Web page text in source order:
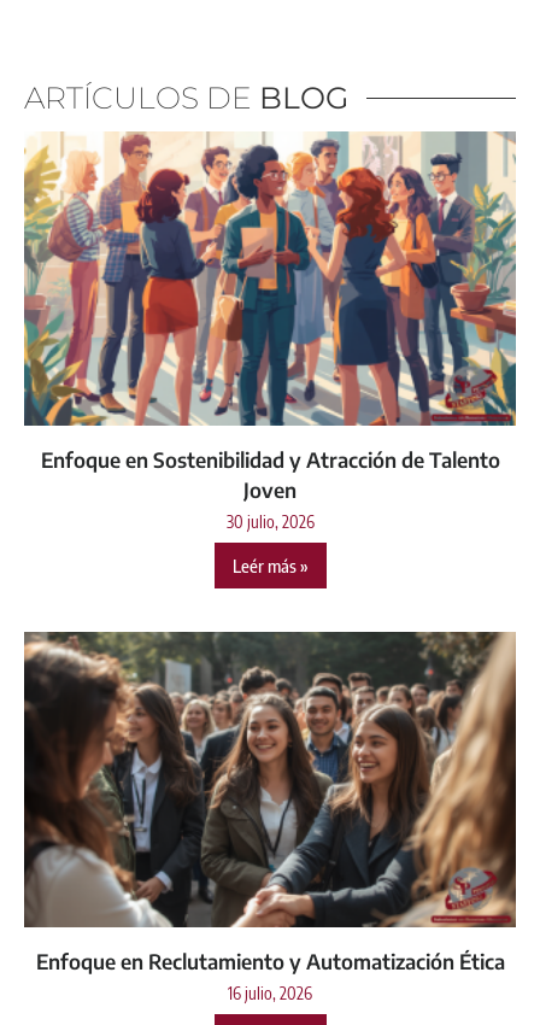
ARTÍCULOS DE BLOG
Enfoque en Sostenibilidad y Atracción de Talento
Joven
30 julio, 2026
Leér más »
Enfoque en Reclutamiento y Automatización Ética
16 julio, 2026